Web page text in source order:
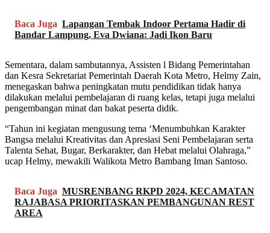
Baca Juga Lapangan Tembak Indoor Pertama Hadir di
Bandar Lampung, Eva Dwiana: Jadi Ikon Baru
Sementara, dalam sambutannya, Assisten l Bidang Pemerintahan
dan Kesra Sekretariat Pemerintah Daerah Kota Metro, Helmy Zain,
menegaskan bahwa peningkatan mutu pendidikan tidak hanya
dilakukan melalui pembelajaran di ruang kelas, tetapi juga melalui
pengembangan minat dan bakat peserta didik.
“Tahun ini kegiatan mengusung tema ‘Menumbuhkan Karakter
Bangsa melalui Kreativitas dan Apresiasi Seni Pembelajaran serta
Talenta Sehat, Bugar, Berkarakter, dan Hebat melalui Olahraga,”
ucap Helmy, mewakili Walikota Metro Bambang Iman Santoso.
Baca Juga MUSRENBANG RKPD 2024, KECAMATAN
RAJABASA PRIORITASKAN PEMBANGUNAN REST
AREA